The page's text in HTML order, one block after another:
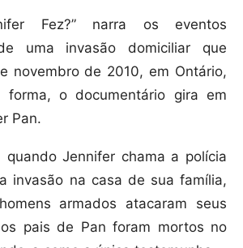
Fez?” narra os eventos
uma invasão domiciliar que
novembro de 2010, em Ontário,
forma, o documentário gira em
Pan.
quando Jennifer chama a polícia
invasão na casa de sua família,
armados atacaram seus
pais de Pan foram mortos no